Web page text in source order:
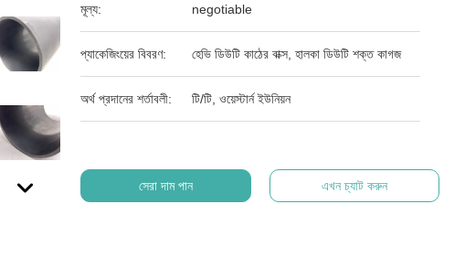
মূল্য: negotiable
প্যাকেজিংয়ের বিবরণ: হেভি ডিউটি ​​কাঠের বাক্স, হালকা ডিউটি ​​শক্ত কাগজ
অর্থ প্রদানের শর্তাবলী: টি/টি, ওয়েস্টার্ন ইউনিয়ন
সেরা দাম পান এখন চ্যাট করুন